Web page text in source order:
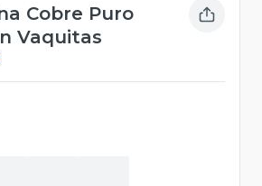
Cobre Puro
Vaquitas